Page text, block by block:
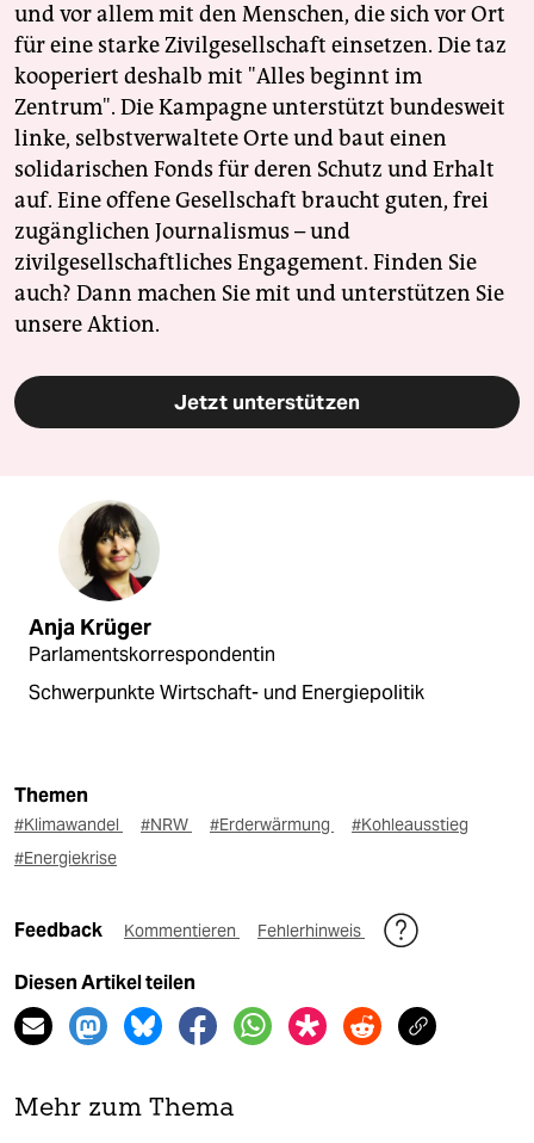
und vor allem mit den Menschen, die sich vor Ort
für eine starke Zivilgesellschaft einsetzen. Die taz
kooperiert deshalb mit "Alles beginnt im
Zentrum". Die Kampagne unterstützt bundesweit
linke, selbstverwaltete Orte und baut einen
solidarischen Fonds für deren Schutz und Erhalt
auf. Eine offene Gesellschaft braucht guten, frei
zugänglichen Journalismus – und
zivilgesellschaftliches Engagement. Finden Sie
auch? Dann machen Sie mit und unterstützen Sie
unsere Aktion.
Jetzt unterstützen
Anja Krüger
Parlamentskorrespondentin
Schwerpunkte Wirtschaft- und Energiepolitik
Themen
#Klimawandel #NRW #Erderwärmung
#Kohleausstieg
#Energiekrise
Feedback Kommentieren Fehlerhinweis
Diesen Artikel teilen
Mehr zum Thema